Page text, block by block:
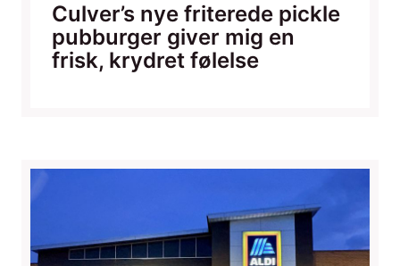
Culver’s nye friterede pickle
pubburger giver mig en
frisk, krydret følelse